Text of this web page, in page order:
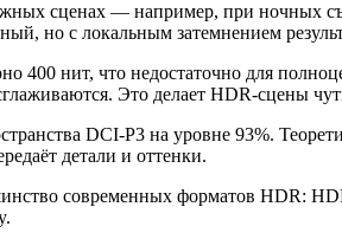
сценах — например, при ночных
но с локальным затемнением
400 нит, что недостаточно для
Это делает HDR-сцены
DCI-P3 на уровне 93%.
детали и оттенки.
современных форматов HDR: